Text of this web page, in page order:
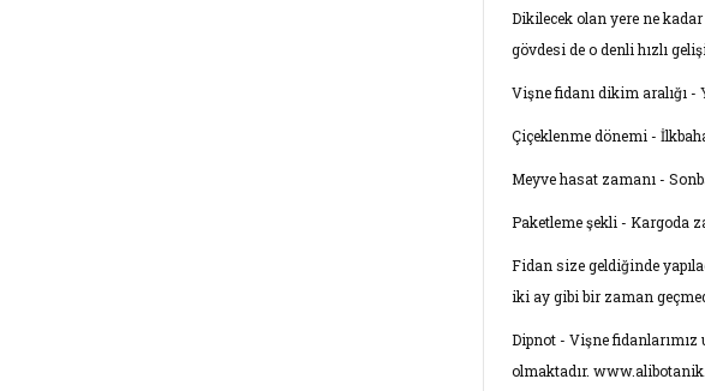
Dikilecek olan yere ne
gövdesi de o denli hızlı
Vişne fidanı dikim aralığı
Çiçeklenme dönemi -
Meyve hasat zamanı -
Paketleme şekli - Kargoda
Fidan size geldiğinde
iki ay gibi bir zaman
Dipnot - Vişne
olmaktadır.